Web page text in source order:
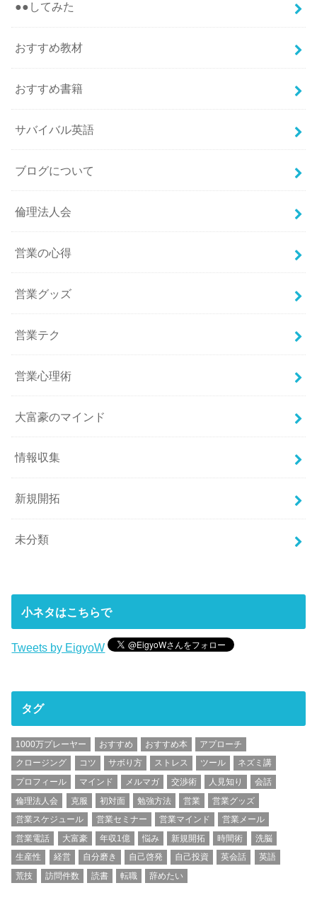
●●してみた
おすすめ教材
おすすめ書籍
サバイバル英語
ブログについて
倫理法人会
営業の心得
営業グッズ
営業テク
営業心理術
大富豪のマインド
情報収集
新規開拓
未分類
小ネタはこちらで
Tweets by EigyoW
タグ
1000万プレーヤー おすすめ おすすめ本
アプローチ
クロージング
コツ サボり方 ストレス ツール
ネズミ講
プロフィール
マインド メルマガ 交渉術 人見知り
会話
倫理法人会
克服 初対面 勉強方法 営業
営業グッズ
営業スケジュール
営業セミナー 営業マインド
営業メール
営業電話
大富豪 年収1億 悩み 新規開拓 時間術
洗脳
生産性
経営 自分磨き 自己啓発 自己投資 英会話
英語
荒技
訪問件数 読書 転職 辞めたい